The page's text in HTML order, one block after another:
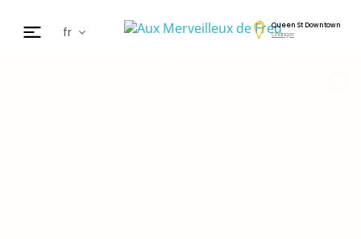
fr
Queen St Downtown
Changer